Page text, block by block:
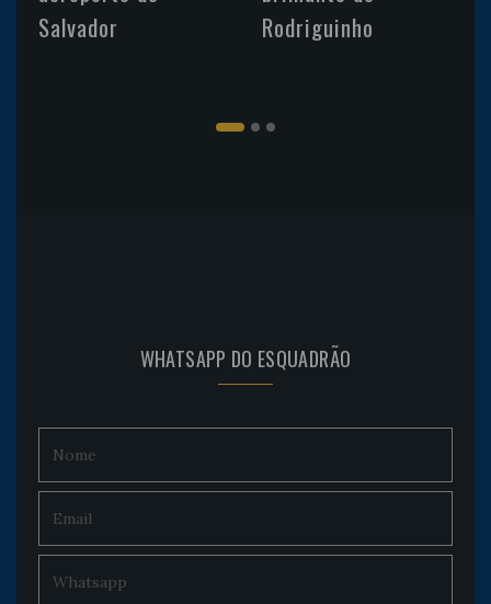
Salvador
Rodriguinho
WHATSAPP DO ESQUADRÃO